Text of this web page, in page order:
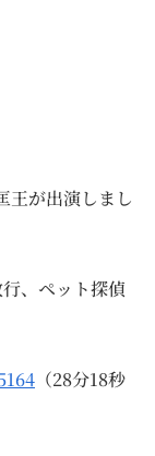
王が出演しまし
、ペット探偵
（28分18秒